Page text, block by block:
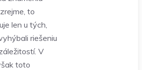
to
len u tých,
riešeniu
V
toto